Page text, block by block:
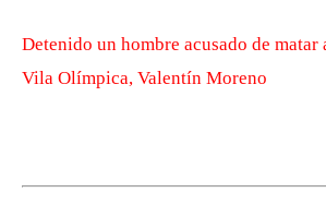
Detenido un hombre acusado de matar
Vila Olímpica, Valentín Moreno